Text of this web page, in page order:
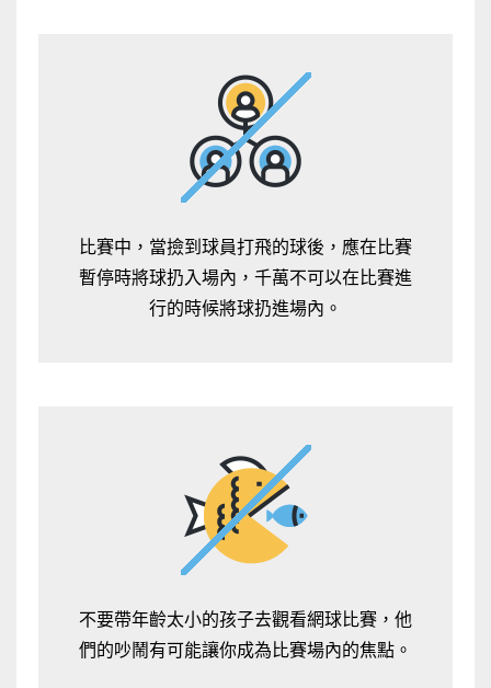
比賽中，當撿到球員打飛的球後，應在比賽
暫停時將球扔入場內，千萬不可以在比賽進
行的時候將球扔進場內。
不要帶年齡太小的孩子去觀看網球比賽，他
們的吵鬧有可能讓你成為比賽場內的焦點。